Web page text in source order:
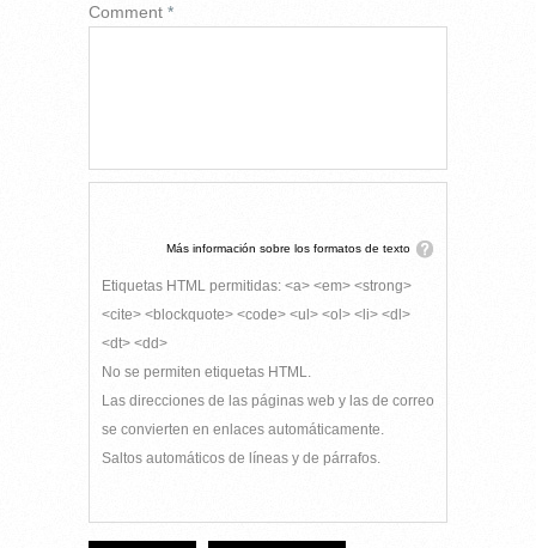
Comment *
Más información sobre los formatos de texto
Etiquetas HTML permitidas: <a> <em> <strong>
<cite> <blockquote> <code> <ul> <ol> <li> <dl>
<dt> <dd>
No se permiten etiquetas HTML.
Las direcciones de las páginas web y las de correo
se convierten en enlaces automáticamente.
Saltos automáticos de líneas y de párrafos.